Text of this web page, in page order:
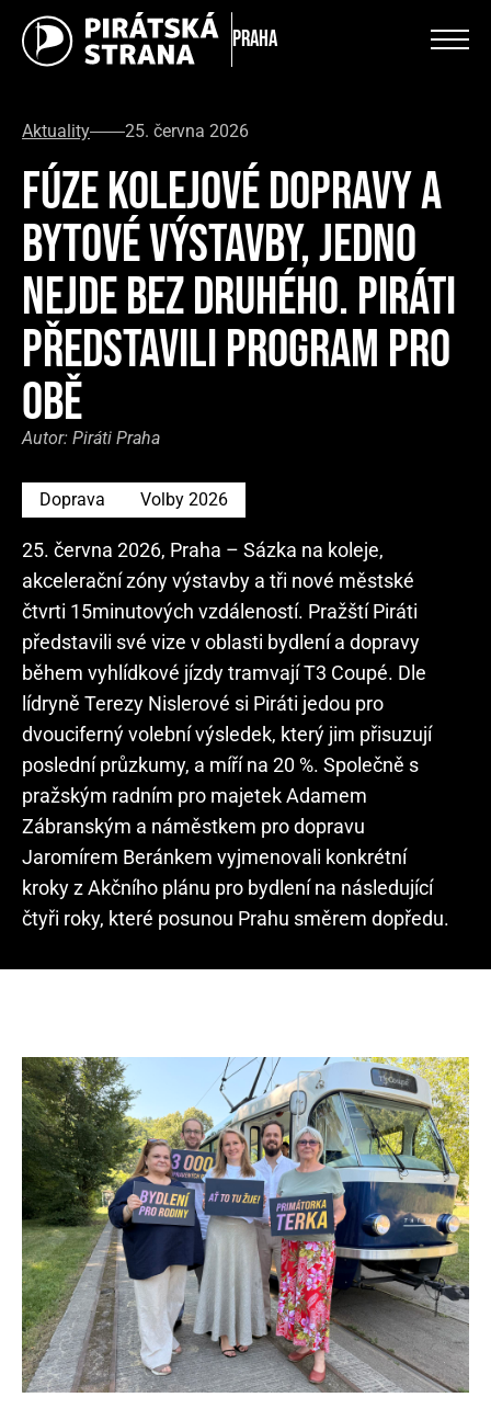
Praha
Aktuality 25. června 2026
FÚZE KOLEJOVÉ DOPRAVY A
BYTOVÉ VÝSTAVBY, JEDNO
NEJDE BEZ DRUHÉHO. PIRÁTI
PŘEDSTAVILI PROGRAM PRO
OBĚ
Autor: Piráti Praha
Doprava Volby 2026
25. června 2026, Praha – Sázka na koleje,
akcelerační zóny výstavby a tři nové městské
čtvrti 15minutových vzdáleností. Pražští Piráti
představili své vize v oblasti bydlení a dopravy
během vyhlídkové jízdy tramvají T3 Coupé. Dle
lídryně Terezy Nislerové si Piráti jedou pro
dvouciferný volební výsledek, který jim přisuzují
poslední průzkumy, a míří na 20 %. Společně s
pražským radním pro majetek Adamem
Zábranským a náměstkem pro dopravu
Jaromírem Beránkem vyjmenovali konkrétní
kroky z Akčního plánu pro bydlení na následující
čtyři roky, které posunou Prahu směrem dopředu.